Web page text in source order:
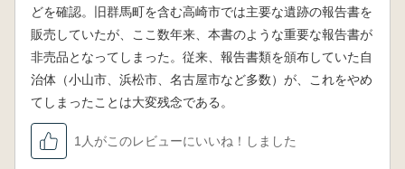
どを確認。旧群馬町を含む高崎市では主要な遺跡の報告書を
販売していたが、ここ数年来、本書のような重要な報告書が
非売品となってしまった。従来、報告書類を頒布していた自
治体（小山市、浜松市、名古屋市など多数）が、これをやめ
てしまったことは大変残念である。
1人がこのレビューにいいね！しました